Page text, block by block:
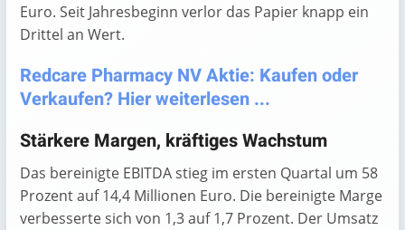
Euro. Seit Jahresbeginn verlor das Papier knapp ein
Drittel an Wert.
Redcare Pharmacy NV Aktie: Kaufen oder
Verkaufen? Hier weiterlesen ...
Stärkere Margen, kräftiges Wachstum
Das bereinigte EBITDA stieg im ersten Quartal um 58
Prozent auf 14,4 Millionen Euro. Die bereinigte Marge
verbesserte sich von 1,3 auf 1,7 Prozent. Der Umsatz